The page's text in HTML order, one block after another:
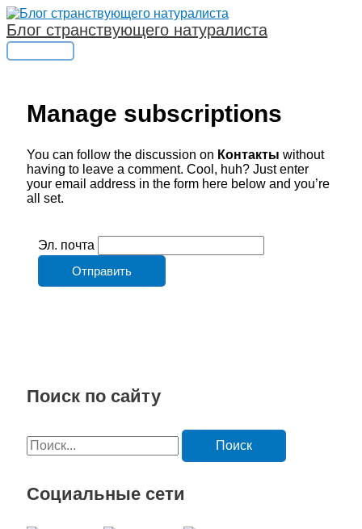
Перейти
к
содержимому
Блог странствующего натуралиста
Главное
Manage subscriptions
You can follow the discussion on Контакты without
having to leave a comment. Cool, huh? Just enter
your email address in the form here below and you’re
all set.
Эл. почта
Поиск по сайту
П
и
Социальные сети